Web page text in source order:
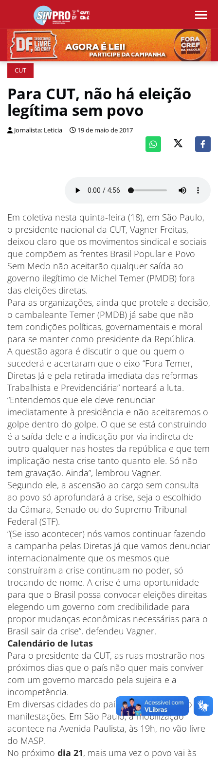
CUT
Para CUT, não há eleição
legítima sem povo
Jornalista: Leticia 19 de maio de 2017
Em coletiva nesta quinta-feira (18), em São Paulo,
o presidente nacional da CUT, Vagner Freitas,
deixou claro que os movimentos sindical e sociais
que compõem as frentes Brasil Popular e Povo
Sem Medo não aceitarão qualquer saída ao
governo ilegítimo de Michel Temer (PMDB) fora
das eleições diretas.
Para as organizações, ainda que protele a decisão,
o cambaleante Temer (PMDB) já sabe que não
tem condições políticas, governamentais e moral
para se manter como presidente da República.
A questão agora é discutir o que ou quem o
sucederá e acertaram que o eixo “Fora Temer,
Diretas Já e pela retirada imediata das reformas
Trabalhista e Previdenciária” norteará a luta.
“Entendemos que ele deve renunciar
imediatamente à presidência e não aceitaremos o
golpe dentro do golpe. O que se está construindo
é a saída dele e a indicação por via indireta de
outro qualquer nas hostes da república e que tem
implicação nesta crise tanto quanto ele. Só não
tem gravação. Ainda”, lembrou Vagner.
Segundo ele, a ascensão ao cargo sem consulta
ao povo só aprofundará a crise, seja o escolhido
da Câmara, Senado ou do Supremo Tribunal
Federal (STF).
“(Se isso acontecer) nós vamos continuar fazendo
a campanha pelas Diretas Já que vamos denunciar
internacionalmente que os mesmos que
construíram a crise continuam no poder, só
trocando de nome. A crise é uma oportunidade
para que o Brasil possa convocar eleições direitas
elegendo um governo com credibilidade para
propor mudanças econômicas necessárias para o
Brasil sair da crise”, defendeu Vagner.
Calendário de lutas
Para o presidente da CUT, as ruas mostrarão nos
próximos dias que o país não quer mais conviver
com um governo marcado pela sujeira e a
incompetência.
Em diversas cidades do país hoje acontecerão
manifestações. Em São Paulo, a mobilização
acontece na Avenida Paulista, às 19h, no vão livre
do MASP.
No próximo dia 21, mais uma vez o povo vai às